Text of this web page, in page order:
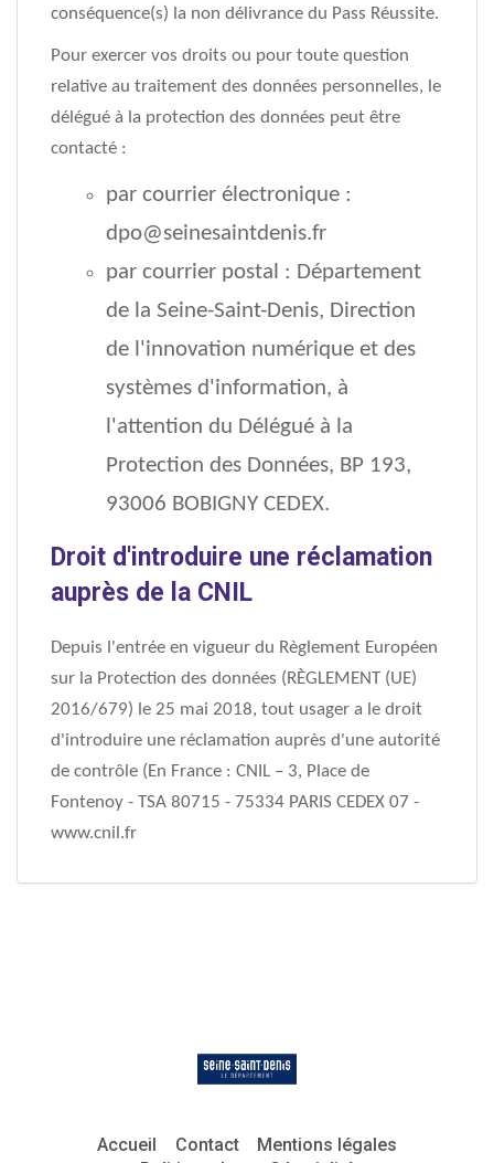
conséquence(s) la non délivrance du Pass Réussite.
Pour exercer vos droits ou pour toute question
relative au traitement des données personnelles, le
délégué à la protection des données peut être
contacté :
par courrier électronique :
dpo@seinesaintdenis.fr
par courrier postal : Département
de la Seine-Saint-Denis, Direction
de l'innovation numérique et des
systèmes d'information, à
l'attention du Délégué à la
Protection des Données, BP 193,
93006 BOBIGNY CEDEX.
Droit d'introduire une réclamation
auprès de la CNIL
Depuis l'entrée en vigueur du Règlement Européen
sur la Protection des données (RÈGLEMENT (UE)
2016/679) le 25 mai 2018, tout usager a le droit
d'introduire une réclamation auprès d'une autorité
de contrôle (En France : CNIL – 3, Place de
Fontenoy - TSA 80715 - 75334 PARIS CEDEX 07 -
www.cnil.fr
Accueil Contact
Mentions légales